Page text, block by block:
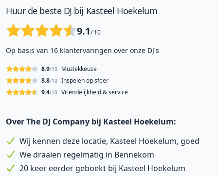
Huur de beste DJ bij Kasteel Hoekelum
9.1/ 10
Op basis van 16 klantervaringen over onze DJ's
Muziekkeuze
8.9/10
Inspelen op sfeer
8.8/10
Vriendelijkheid & service
9.4/10
Over The DJ Company bij Kasteel Hoekelum:
Wij kennen deze locatie, Kasteel Hoekelum, goed
We draaien regelmatig in Bennekom
20 keer eerder geboekt bij Kasteel Hoekelum